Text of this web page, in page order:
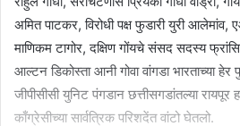
अमित पाटकर, विरोधी पक्ष फुडारी युरी आलेमांव,
माणिकम टागोर, दक्षिण गोंयचे संसद सदस्य
आल्टन डिकोस्ता आनी गोवा वांगडा भारताच्या हेर
जीपीसीसी युनिट पंगडान छत्तीसगडांतल्या रायपूर
काँग्रेसीच्या सार्वत्रिक परिशदेंत वांटो घेतलो.